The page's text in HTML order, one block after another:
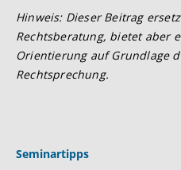
Hinweis: Dieser Beitrag
Rechtsberatung, bietet aber
Orientierung auf Grundlage
Rechtsprechung.
Seminartipps